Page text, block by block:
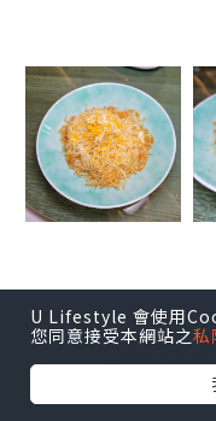
金瑤桂
U Lifestyle 會使用
您同意接受本網站之私